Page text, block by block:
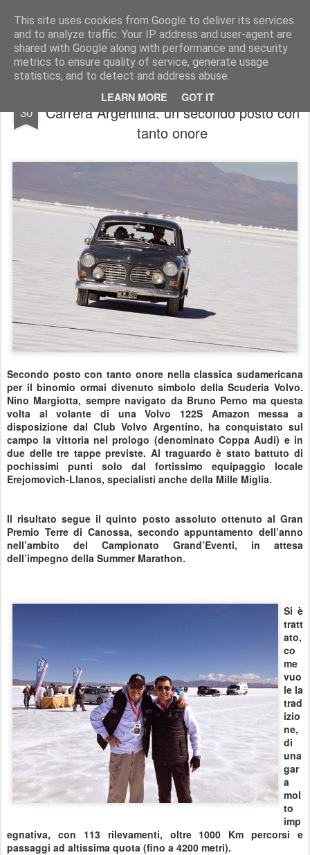
This site uses cookies from Google to deliver its services
and to analyze traffic. Your IP address and user-agent are
shared with Google along with performance and security
metrics to ensure quality of service, generate usage
statistics, and to detect and address abuse.
LEARN MORE GOT IT
AutoMotoCorse. Motorsport Random News 280912
30
Volvo e Nino Margiotta alla VIII Gran
Carrera Argentina: un secondo posto con
tanto onore
Secondo posto con tanto onore nella classica sudamericana
per il binomio ormai divenuto simbolo della Scuderia Volvo.
Nino Margiotta, sempre navigato da Bruno Perno ma questa
volta al volante di una Volvo 122S Amazon messa a
disposizione dal Club Volvo Argentino, ha conquistato sul
campo la vittoria nel prologo (denominato Coppa Audi) e in
due delle tre tappe previste. Al traguardo è stato battuto di
pochissimi punti solo dal fortissimo equipaggio locale
Erejomovich-Llanos, specialisti anche della Mille Miglia.
Il risultato segue il quinto posto assoluto ottenuto al Gran
Premio Terre di Canossa, secondo appuntamento dell’anno
nell’ambito del Campionato Grand’Eventi, in attesa
dell’impegno della Summer Marathon.
Si è
tratt
ato,
co
me
vuo
le la
trad
izio
ne,
di
una
gar
a
mol
to
imp
egnativa, con 113 rilevamenti, oltre 1000 Km percorsi e
passaggi ad altissima quota (fino a 4200 metri).